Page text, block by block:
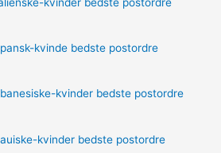
kvinde bedste postordre
kvinder bedste postordre
kvinder bedste postordre